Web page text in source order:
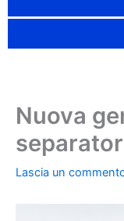
Nuova
Lascia un